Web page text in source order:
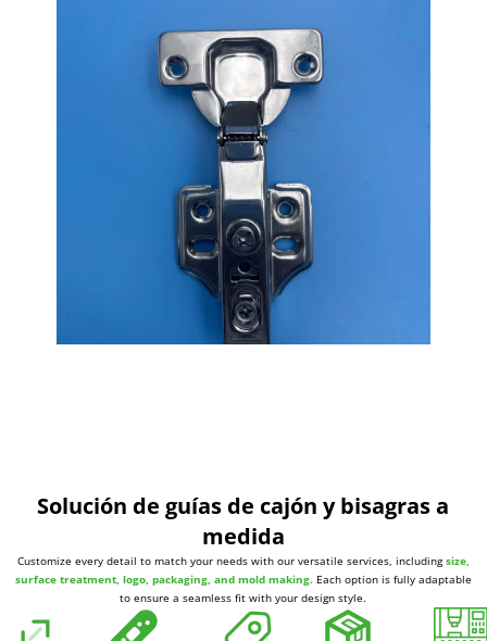
Solución de guías de cajón y bisagras a
medida
Customize every detail to match your needs with our versatile services, includingsize,
surface treatment, logo, packaging, and mold making. Each option is fully adaptable
to ensure a seamless fit with your design style.